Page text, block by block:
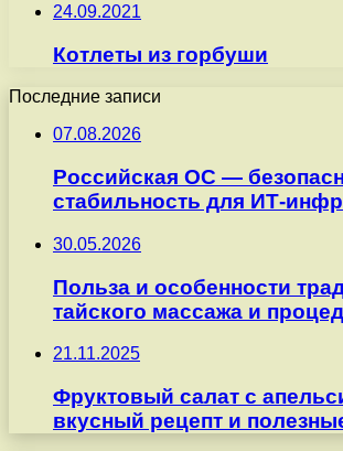
24.09.2021
Котлеты из горбуши
Последние записи
07.08.2026
Российская ОС —
стабильность для ИТ-
30.05.2026
Польза и особенности
тайского массажа и
21.11.2025
Фруктовый салат с
вкусный рецепт и